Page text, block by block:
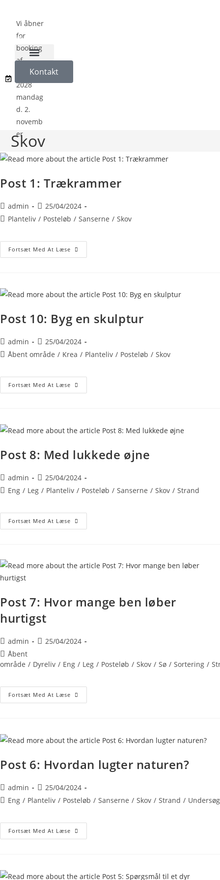
Vi åbner
for
booking
af
sæson
2028
mandag
d. 2.
novemb
er
Kontakt
Skov
Post 1: Trækrammer
admin
25/04/2024
Planteliv / Posteløb / Sanserne / Skov
Fortsæt Med At Læse
Post 10: Byg en skulptur
admin
25/04/2024
Åbent område / Krea / Planteliv / Posteløb / Skov
Fortsæt Med At Læse
Post 8: Med lukkede øjne
admin
25/04/2024
Eng / Leg / Planteliv / Posteløb / Sanserne / Skov / Strand
Fortsæt Med At Læse
Post 7: Hvor mange ben løber
hurtigst
admin
25/04/2024
Åbent
område / Dyreliv / Eng / Leg / Posteløb / Skov / Sø / Sortering /
Fortsæt Med At Læse
Post 6: Hvordan lugter naturen?
admin
25/04/2024
Eng / Planteliv / Posteløb / Sanserne / Skov / Strand /
Fortsæt Med At Læse